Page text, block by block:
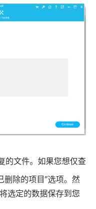
的文件。如果您想仅查
删除的项目”选项。然
选定的数据保存到您